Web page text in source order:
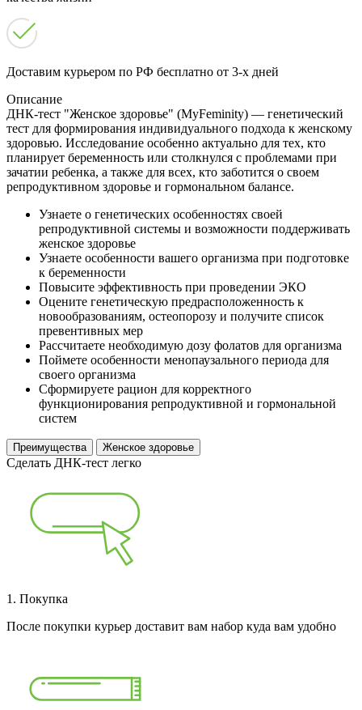
Доставим курьером по РФ бесплатно от 3-х дней
Описание
ДНК-тест "Женское здоровье" (MyFeminity) — генетический
тест для формирования индивидуального подхода к женскому
здоровью. Исследование особенно актуально для тех, кто
планирует беременность или столкнулся с проблемами при
зачатии ребенка, а также для всех, кто заботится о своем
репродуктивном здоровье и гормональном балансе.
Узнаете о генетических особенностях своей
репродуктивной системы и возможности поддерживать
женское здоровье
Узнаете особенности вашего организма при подготовке
к беременности
Повысите эффективность при проведении ЭКО
Оцените генетическую предрасположенность к
новообразованиям, остеопорозу и получите список
превентивных мер
Рассчитаете необходимую дозу фолатов для организма
Поймете особенности менопаузального периода для
своего организма
Сформируете рацион для корректного
функционирования репродуктивной и гормональной
систем
Преимущества Женское здоровье
Сделать ДНК‑тест легко
1. Покупка
После покупки курьер доставит вам набор куда вам удобно